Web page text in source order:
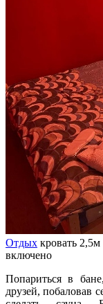
Отдых кровать 2,5м
включено
Попариться в
друзей, побаловав